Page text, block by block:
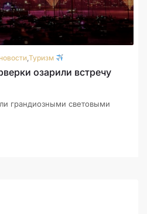
,Туризм
озарили встречу
грандиозными световыми